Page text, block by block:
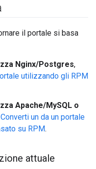
il portale si basa
Nginx/Postgres,
utilizzando gli RPM
Apache/MySQL o
Converti un da un portale
su RPM.
attuale